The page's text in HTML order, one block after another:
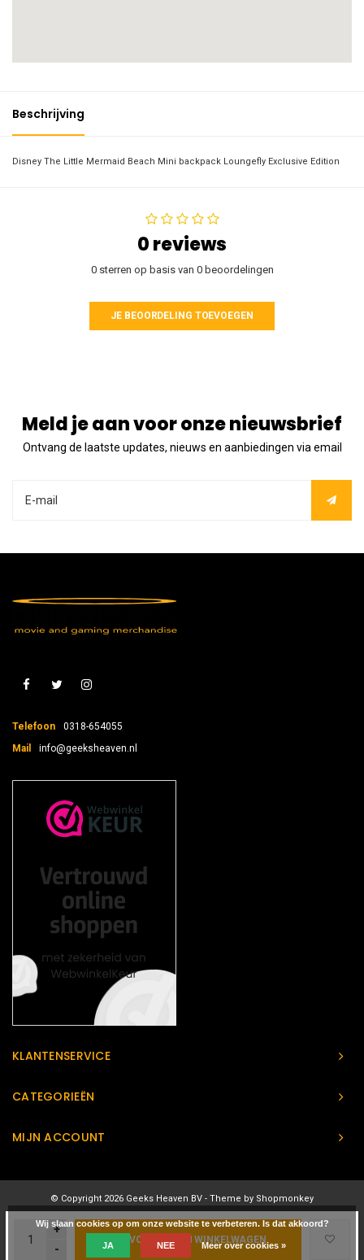
+
-
TOEVOEGEN AAN WINKELWAGEN
Beschrijving
Disney The Little Mermaid Beach Mini backpack Loungefly Exclusive Edition
0 reviews
0 sterren op basis van 0 beoordelingen
JE BEOORDELING TOEVOEGEN
Meld je aan voor onze nieuwsbrief
Ontvang de laatste updates, nieuws en aanbiedingen via email
Telefoon
0318-654055
Mail
info@geeksheaven.nl
KLANTENSERVICE
CATEGORIEËN
MIJN ACCOUNT
© Copyright 2026 Geeks Heaven BV - Theme by Shopmonkey
Wij slaan cookies op om onze website te verbeteren. Is dat akkoord?
JA NEE Meer over cookies »